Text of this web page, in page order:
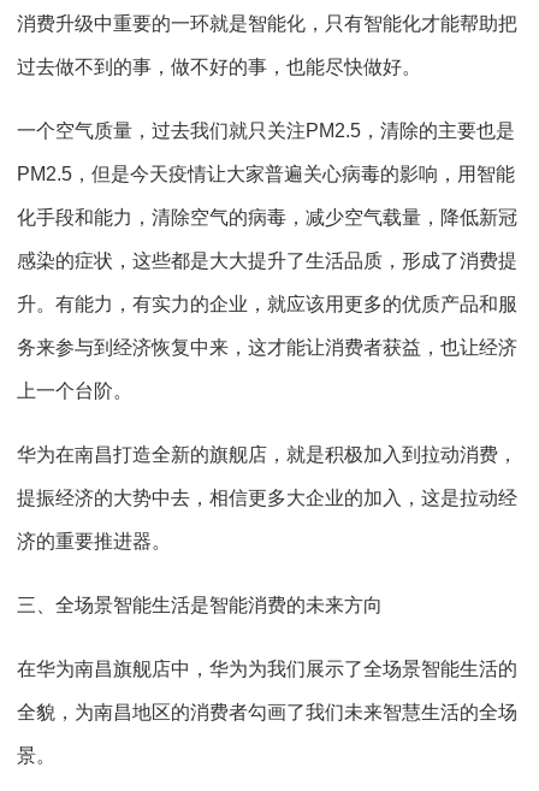
消费升级中重要的一环就是智能化，只有智能化才能帮助把
过去做不到的事，做不好的事，也能尽快做好。
一个空气质量，过去我们就只关注PM2.5，清除的主要也是
PM2.5，但是今天疫情让大家普遍关心病毒的影响，用智能
化手段和能力，清除空气的病毒，减少空气载量，降低新冠
感染的症状，这些都是大大提升了生活品质，形成了消费提
升。有能力，有实力的企业，就应该用更多的优质产品和服
务来参与到经济恢复中来，这才能让消费者获益，也让经济
上一个台阶。
华为在南昌打造全新的旗舰店，就是积极加入到拉动消费，
提振经济的大势中去，相信更多大企业的加入，这是拉动经
济的重要推进器。
三、全场景智能生活是智能消费的未来方向
在华为南昌旗舰店中，华为为我们展示了全场景智能生活的
全貌，为南昌地区的消费者勾画了我们未来智慧生活的全场
景。